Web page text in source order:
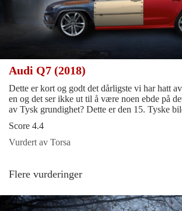
Audi Q7 (2018)
Dette er kort og godt det dårligste vi har hatt
en og det ser ikke ut til å være noen ebde på
av Tysk grundighet? Dette er den 15. Tyske
Score 4.4
Vurdert av Torsa
Flere vurderinger